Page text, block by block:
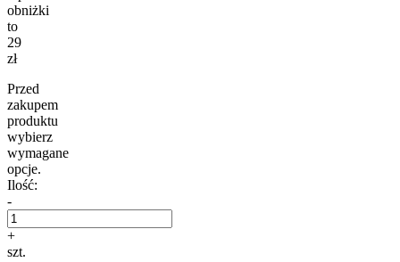
obniżki
to
29
zł
Przed
zakupem
produktu
wybierz
wymagane
opcje.
Ilość:
-
+
szt.